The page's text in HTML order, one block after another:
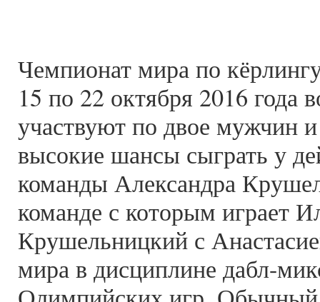
Чемпионат мира по
15 по 22 октября 2016 года
участвуют по двое мужчин
высокие шансы сыграть у
команды Александра
команде с которым играет
Крушельницкий с
мира в дисциплине дабл-